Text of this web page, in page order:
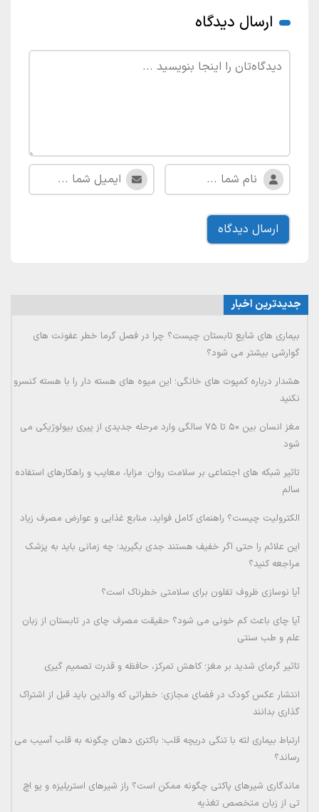
ارسال دیدگاه
جدیدترین اخبار
بیماری های شایع تابستان چیست؟ چرا در فصل گرما خطر عفونت های
گوارشی بیشتر می شود؟
هشدار درباره کمپوت های خانگی؛ این میوه های هسته دار را با هسته کنسرو
نکنید
مغز انسان بین ۵۰ تا ۷۵ سالگی وارد مرحله جدیدی از پیری بیولوژیکی می
شود
تاثیر شبکه های اجتماعی بر سلامت روان: مزایا، معایب و راهکارهای استفاده
سالم
الکترولیت چیست؟ راهنمای کامل فواید، منابع غذایی و عوارض مصرف زیاد
این علائم را حتی اگر خفیف هستند جدی بگیرید؛ چه زمانی باید به پزشک
مراجعه کنید؟
آیا نوسازی ظروف تفلون برای سلامتی خطرناک است؟
آیا چای باعث کم خونی می شود؟ حقیقت مصرف چای در تابستان از زبان
علم و طب سنتی
تاثیر گرمای شدید بر مغز؛ کاهش تمرکز، حافظه و قدرت تصمیم گیری
انتشار عکس کودک در فضای مجازی؛ خطراتی که والدین باید قبل از اشتراک
گذاری بدانند
ارتباط بیماری لثه با تنگی دریچه قلب؛ باکتری دهان چگونه به قلب آسیب می
رساند؟
ماندگاری شیرهای پاکتی چگونه ممکن است؟ راز شیرهای استریلیزه و یو اچ
تی از زبان متخصص تغذیه